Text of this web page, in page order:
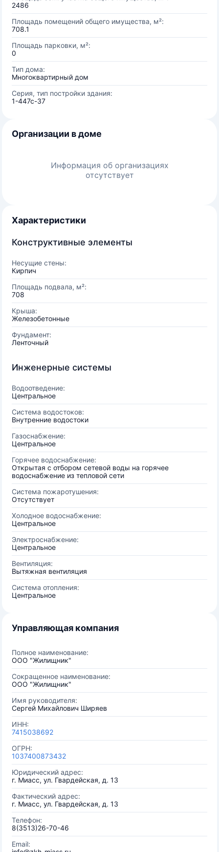
2486
Площадь помещений общего имущества, м²:
708.1
Площадь парковки, м²:
0
Тип дома:
Многоквартирный дом
Серия, тип постройки здания:
1-447с-37
Организации в доме
Информация об организациях
отсутствует
Характеристики
Конструктивные элементы
Несущие стены:
Кирпич
Площадь подвала, м²:
708
Крыша:
Железобетонные
Фундамент:
Ленточный
Инженерные системы
Водоотведение:
Центральное
Система водостоков:
Внутренние водостоки
Газоснабжение:
Центральное
Горячее водоснабжение:
Открытая с отбором сетевой воды на горячее
водоснабжение из тепловой сети
Система пожаротушения:
Отсутствует
Холодное водоснабжение:
Центральное
Электроснабжение:
Центральное
Вентиляция:
Вытяжная вентиляция
Система отопления:
Центральное
Управляющая компания
Полное наименование:
ООО "Жилищник"
Сокращенное наименование:
ООО "Жилищник"
Имя руководителя:
Сергей Михайлович Ширяев
ИНН:
7415038692
ОГРН:
1037400873432
Юридический адрес:
г. Миасс, ул. Гвардейская, д. 13
Фактический адрес:
г. Миасс, ул. Гвардейская, д. 13
Телефон:
8(3513)26-70-46
Email: